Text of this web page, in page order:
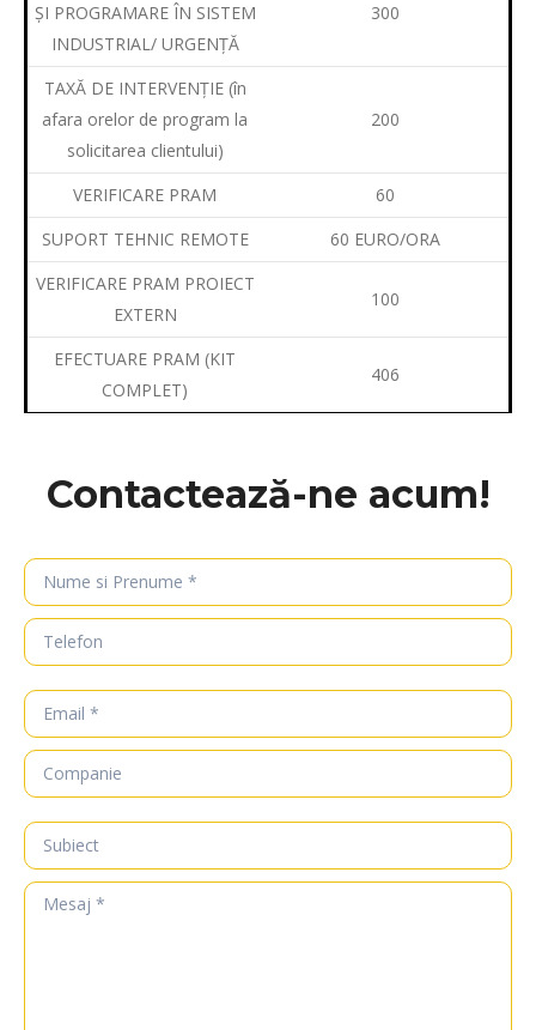
ȘI PROGRAMARE ÎN SISTEM
INDUSTRIAL/ URGENȚĂ
300
TAXĂ DE INTERVENȚIE (în
afara orelor de program la
solicitarea clientului)
200
VERIFICARE PRAM
60
SUPORT TEHNIC REMOTE
60 EURO/ORA
VERIFICARE PRAM PROIECT
EXTERN
100
EFECTUARE PRAM (KIT
COMPLET)
406
Contactează-ne acum!